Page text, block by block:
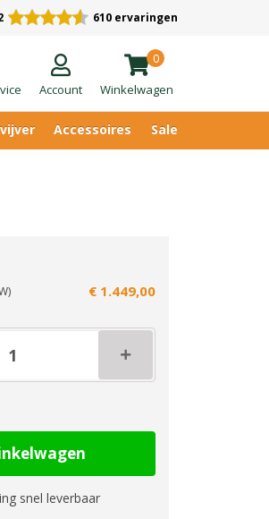
610 ervaringen
Account
0
Winkelwagen
Accessoires Sale
€ 1.449,00
snel leverbaar